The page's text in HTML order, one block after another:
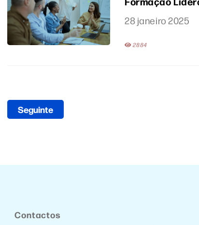
28 janeiro 2025
2884
Seguinte
Contactos